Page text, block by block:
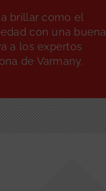
brillar como el
con una buena
a los expertos
de Varmany.